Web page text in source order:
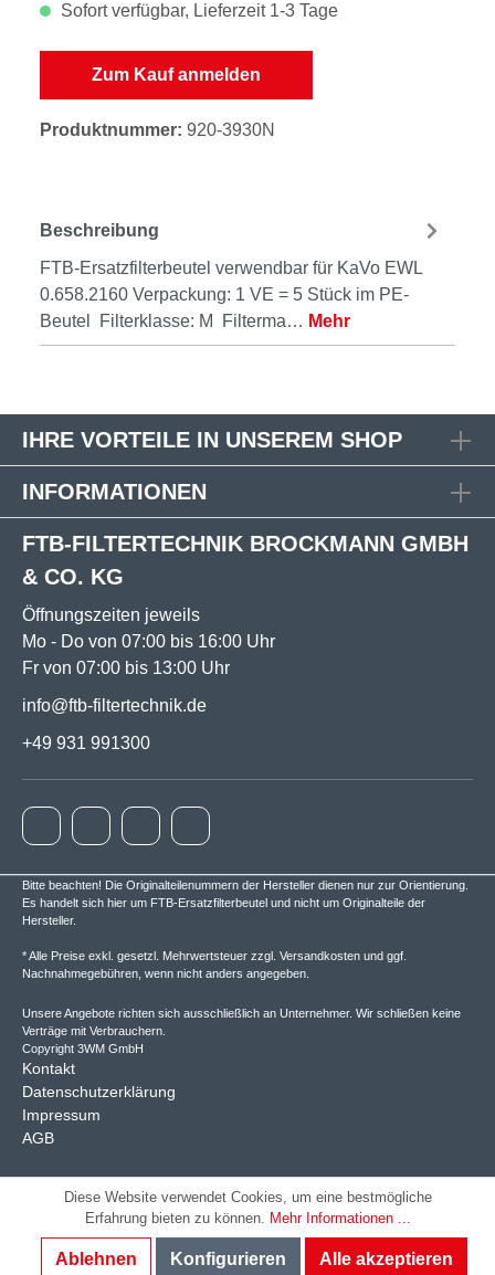
Sofort verfügbar, Lieferzeit 1-3 Tage
Zum Kauf anmelden
Produktnummer: 920-3930N
Beschreibung
FTB-Ersatzfilterbeutel verwendbar für KaVo EWL
0.658.2160 Verpackung: 1 VE = 5 Stück im PE-
Beutel Filterklasse: M Filterma… Mehr
IHRE VORTEILE IN UNSEREM SHOP
INFORMATIONEN
FTB-FILTERTECHNIK BROCKMANN GMBH
& CO. KG
Öffnungszeiten jeweils
Mo - Do von 07:00 bis 16:00 Uhr
Fr von 07:00 bis 13:00 Uhr
info@ftb-filtertechnik.de
+49 931 991300
Bitte beachten! Die Originalteilenummern der Hersteller dienen nur zur Orientierung.
Es handelt sich hier um FTB-Ersatzfilterbeutel und nicht um Originalteile der
Hersteller.
* Alle Preise exkl. gesetzl. Mehrwertsteuer zzgl. Versandkosten und ggf.
Nachnahmegebühren, wenn nicht anders angegeben.
Unsere Angebote richten sich ausschließlich an Unternehmer. Wir schließen keine
Verträge mit Verbrauchern.
Copyright 3WM GmbH
Kontakt
Datenschutzerklärung
Impressum
AGB
Diese Website verwendet Cookies, um eine bestmögliche
Erfahrung bieten zu können. Mehr Informationen ...
Ablehnen Konfigurieren Alle akzeptieren